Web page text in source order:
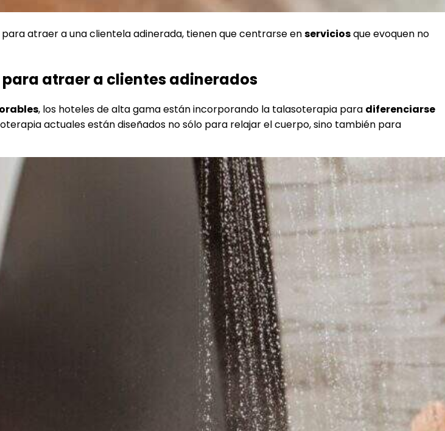
atraer a una clientela adinerada, tienen que centrarse enserviciosque evoquen no
atraer a clientes adinerados
, los hoteles de alta gama están incorporando la talasoterapia para diferenciarse
actuales están diseñados no sólo para relajar el cuerpo, sino también para